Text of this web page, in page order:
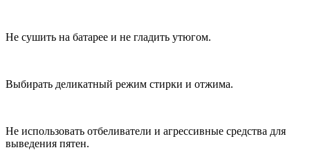
Не сушить на батарее и не гладить утюгом.
Выбирать деликатный режим стирки и отжима.
Не использовать отбеливатели и агрессивные средства для
выведения пятен.